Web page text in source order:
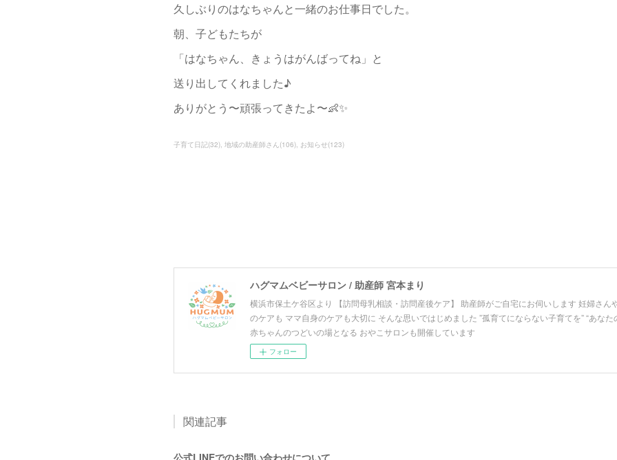
久しぶりのはなちゃんと一緒のお仕事日でした。
朝、子どもたちが
「はなちゃん、きょうはがんばってね」と
送り出してくれました♪
ありがとう〜頑張ってきたよ〜👶✨
子育て日記(32) 地域の助産師さん(106) お知らせ(123)
ハグマムベビーサロン / 助産師 宮本まり
横浜市保土ケ谷区より 【訪問母乳相談・訪問産後ケア】 助産師がご自宅にお伺いします 妊婦さん
のケアも ママ自身のケアも大切に そんな思いではじめました ”孤育てにならない子育てを” “あなた
赤ちゃんのつどいの場となる おやこサロンも開催しています
フォロー
関連記事
公式LINEでのお問い合わせについて